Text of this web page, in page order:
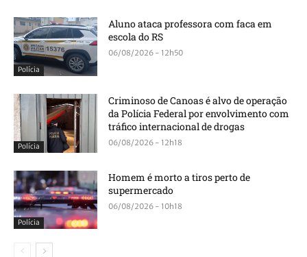
Polícia
Aluno ataca professora com faca em
escola do RS
06/08/2026 - 12h50
Polícia
Criminoso de Canoas é alvo de operação
da Polícia Federal por envolvimento com
tráfico internacional de drogas
06/08/2026 - 12h18
Polícia
Homem é morto a tiros perto de
supermercado
06/08/2026 - 10h18